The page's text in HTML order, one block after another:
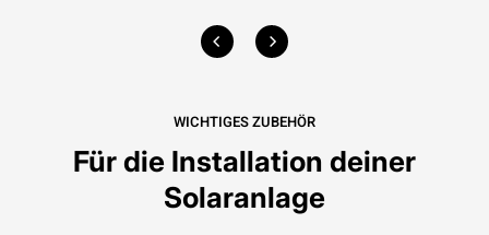
WICHTIGES ZUBEHÖR
Für die Installation deiner
Solaranlage